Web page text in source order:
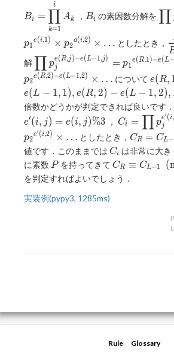
B_i=\displaystyle
\prod _{k=1}^i
Bi =
k=1
∏
i
Ak ， Bi の素因数分解を ∏
p1
e(i,1) × p2
a(i,2) × … としたとき，
解 \displaystyle\prod
p_j^{e(R,j)-e(L-
{p_1}^{e{(R,1)}-
e{(L-1,1)}}
\times
{p_2}^{e{(R,2)}-
e{(L-1,2)}}\times
\ldots
∏ pj
e(R,j)−e(L−1,j) = p1
e(R,1)−e(L−
p2
e(R,2)−e(L−1 ,2) × … について
e{(L-
1,1)},
e{(L-
e(R,
e(L − 1, 1), e(R, 2) − e(L − 1, 2),
倍数かどうかが判定できれば良いです．
e′(i, j) = e(i, j)%3 ，
p_j^{e'(i,j)}=
\times
\ldots
Ci = ∏ pj
e
′ (i,
p2
e
′ (i,2) × … としたとき，
1}
CR = CL−
値です．このままでは C_i
Ci は非常に大
に素数 P
P を持ってきてC_{R}\equiv
C_{L-1}
\pmod P
CR ≡ CL−1 (
を判定すればよいでしょう．
実装例(pypy3, 1285ms)
Rule Glossary